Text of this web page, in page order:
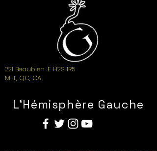
221 Beaubien .E H2S 1R5
MTL, QC, CA
L'Hémisphère Gauche